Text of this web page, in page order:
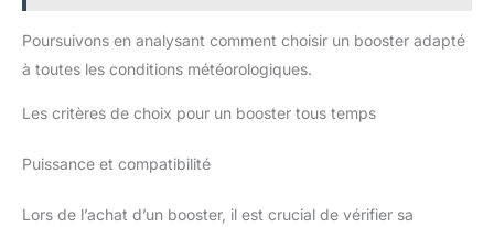
Poursuivons en analysant comment choisir un booster adapté
à toutes les conditions météorologiques.
Les critères de choix pour un booster tous temps
Puissance et compatibilité
Lors de l’achat d’un booster, il est crucial de vérifier sa